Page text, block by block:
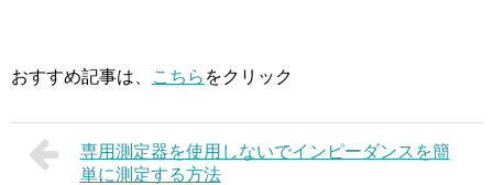
おすすめ記事は、 こちら をクリック
専用測定器を使用しないでインピーダンスを簡
単に測定する方法